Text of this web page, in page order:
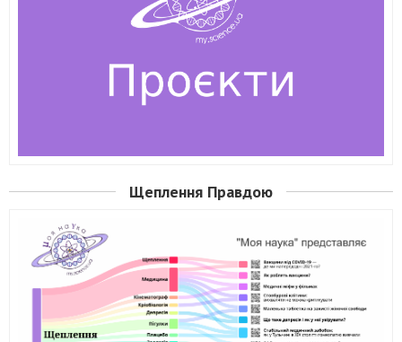
Щеплення Правдою